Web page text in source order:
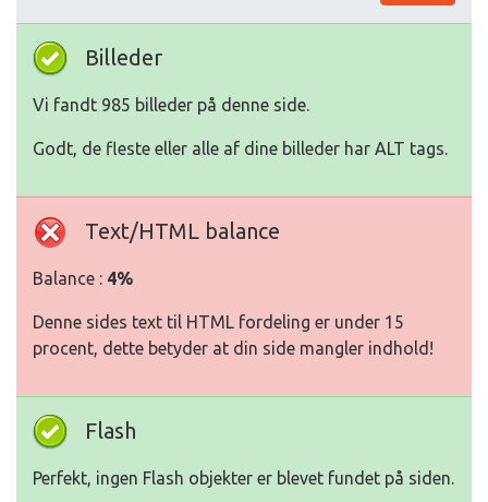
Billeder
Vi fandt 985 billeder på denne side.
Godt, de fleste eller alle af dine billeder har ALT tags.
Text/HTML balance
Balance : 4%
Denne sides text til HTML fordeling er under 15
procent, dette betyder at din side mangler indhold!
Flash
Perfekt, ingen Flash objekter er blevet fundet på siden.